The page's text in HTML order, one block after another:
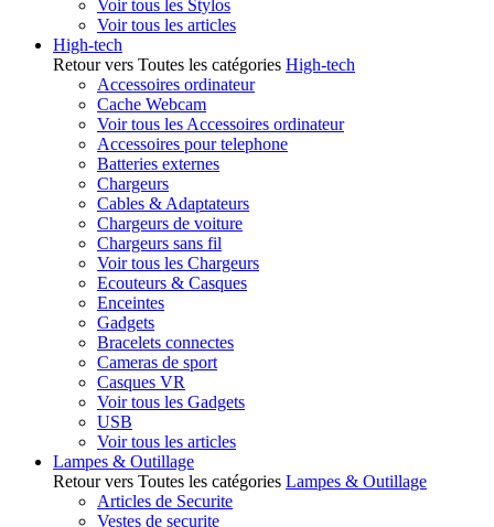
Voir tous les Stylos
Voir tous les articles
High-tech
Retour vers Toutes les catégories High-tech
Accessoires ordinateur
Cache Webcam
Voir tous les Accessoires ordinateur
Accessoires pour telephone
Batteries externes
Chargeurs
Cables & Adaptateurs
Chargeurs de voiture
Chargeurs sans fil
Voir tous les Chargeurs
Ecouteurs & Casques
Enceintes
Gadgets
Bracelets connectes
Cameras de sport
Casques VR
Voir tous les Gadgets
USB
Voir tous les articles
Lampes & Outillage
Retour vers Toutes les catégories Lampes & Outillage
Articles de Securite
Vestes de securite